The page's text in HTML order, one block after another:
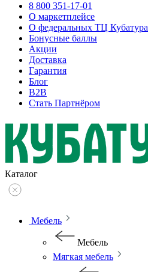
8 800 351-17-01
О маркетплейсе
О федеральных ТЦ Кубатура
Бонусные баллы
Акции
Доставка
Гарантия
Блог
B2B
Стать Партнёром
Каталог
Мебель
Мебель
Мягкая мебель